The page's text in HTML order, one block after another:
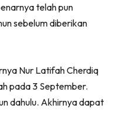
telah pun
sebelum diberikan
Nur Latifah Cherdiq
pada 3 September.
dahulu. Akhirnya dapat